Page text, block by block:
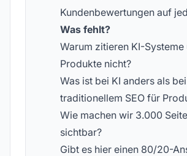
Kundenbewertungen auf
Was fehlt?
Warum zitieren KI-Systeme
Produkte nicht?
Was ist bei KI anders als bei
traditionellem SEO für
Wie machen wir 3.000
sichtbar?
Gibt es hier einen 80/20-